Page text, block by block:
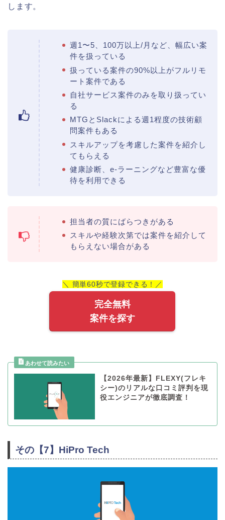
します。
週1〜5、100万以上/月など、幅広い案
件を扱っている
扱っている案件の90%以上がフルリモ
ート案件である
自社サービス案件のみを取り扱ってい
る
MTGとSlackによる週1程度の技術顧
問案件もある
スキルアップを考慮した案件を紹介し
てもらえる
健康診断、e-ラーニングなど豊富な優
待を利用できる
担当者の質にばらつきがある
スキルや経験次第では案件を紹介して
もらえない場合がある
＼ 簡単60秒で登録できる！／
完全無料
案件を探す
【2026年最新】FLEXY(フレキ
シー)のリアルな口コミ評判を現
役エンジニアが徹底調査！
その【7】HiPro Tech